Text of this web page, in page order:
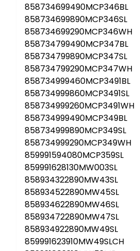
858734699490MCP346BL
858734699890MCP346SL
858734699290MCP346WH
858734799490MCP347BL
858734799890MCP347SL
858734799290MCP347WH
858734999460MCP3491BL
858734999860MCP3491SL
858734999260MCP3491WH
858734999490MCP349BL
858734999890MCP349SL
858734999290MCP349WH
859991594080MCP359SL
859991628130MW003SL
858934322890MW43SL
858934522890MW45SL
858934622890MW46SL
858934722890MW47SL
858934922890MW49SL
859991623910MW49SLCH